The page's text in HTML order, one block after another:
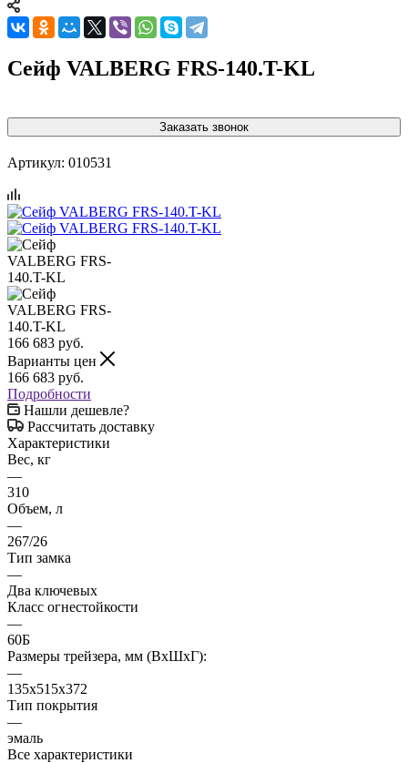
Сейф VALBERG FRS-140.T-KL
Заказать звонок
Артикул: 010531
166 683 руб.
Варианты цен
166 683 руб.
Подробности
Нашли дешевле?
Рассчитать доставку
Характеристики
Вес, кг
—
310
Объем, л
—
267/26
Тип замка
—
Два ключевых
Класс огнестойкости
—
60Б
Размеры трейзера, мм (ВхШхГ):
—
135х515х372
Тип покрытия
—
эмаль
Все характеристики